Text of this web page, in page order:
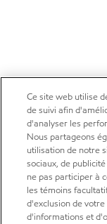
Ce site web utilise
de suivi afin
d'analyser les
Nous partageons
utilisation de notre
sociaux, de
ne pas participer à
les témoins
d'exclusion de
d'informations et